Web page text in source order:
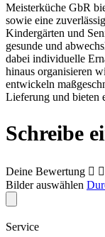
Meisterküche GbR
sowie eine
Kindergärten und
gesunde und
dabei individuelle
hinaus organisieren
entwickeln
Lieferung und bieten
Schreibe
Deine Bewertung
Bilder auswählen
Service